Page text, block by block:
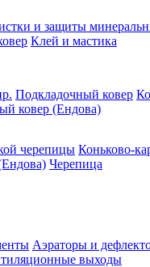
и защиты
Клей и мастика
Подкладочный ковер
ковер (Ендова)
черепицы Коньково-
Черепица
Аэраторы и
выходы